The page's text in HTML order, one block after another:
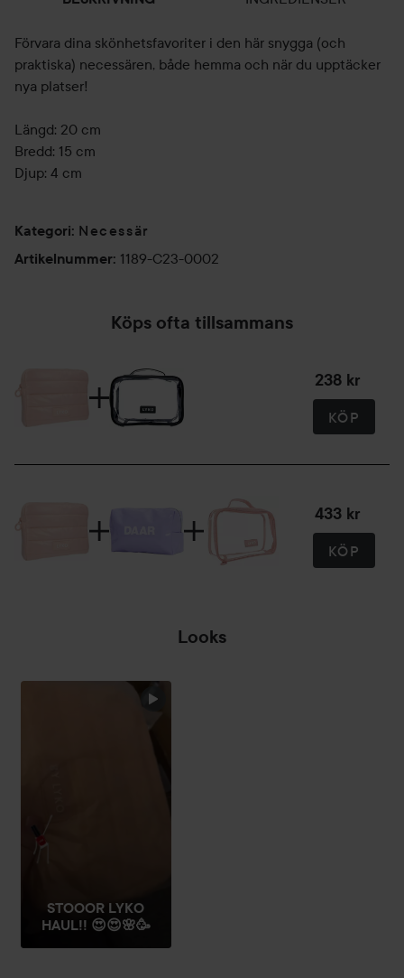
Förvara dina skönhetsfavoriter i den här snygga (och
praktiska) necessären, både hemma och när du upptäcker
nya platser!
Längd: 20 cm
Bredd: 15 cm
Djup: 4 cm
Kategori: Necessär
Artikelnummer: 1189-C23-0002
Köps ofta tillsammans
238 kr
KÖP
433 kr
KÖP
Looks
STOOOR LYKO
HAUL!! 😍😍🌸🥳